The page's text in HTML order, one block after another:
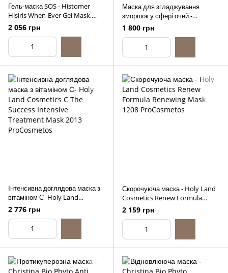
Гель-маска SOS - Histomer
Hisiris When-Ever Gel Mask,
75ml
2 056 грн
Маска для згладжування
зморшок у сфері очей -
Christina Forever Young Eye
Smooth Mask, 50ml
1 800 грн
Інтенсивна доглядова маска з
вітаміном С- Holy Land
Cosmetics C The Success
Intensive Treatment Mask, 50ml
2 776 грн
Скорочуюча маска - Holy Land
Cosmetics Renew Formula
Renewing Mask, 50ml
2 159 грн